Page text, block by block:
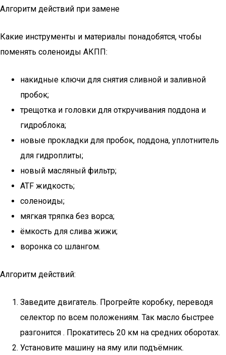
Алгоритм действий при замене
Какие инструменты и материалы понадобятся, чтобы
поменять соленоиды АКПП:
накидные ключи для снятия сливной и заливной
пробок;
трещотка и головки для откручивания поддона и
гидроблока;
новые прокладки для пробок, поддона, уплотнитель
для гидроплиты;
новый масляный фильтр;
ATF жидкость;
соленоиды;
мягкая тряпка без ворса;
ёмкость для слива жижи;
воронка со шлангом.
Алгоритм действий:
Заведите двигатель. Прогрейте коробку, переводя
селектор по всем положениям. Так масло быстрее
разгонится . Прокатитесь 20 км на средних оборотах.
Установите машину на яму или подъёмник.